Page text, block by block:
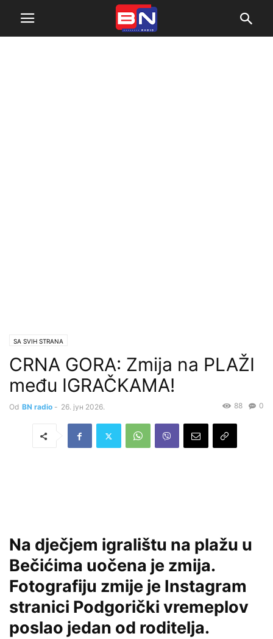
SA SVIH STRANA
CRNA GORA: Zmija na PLAŽI
među IGRAČKAMA!
Od BN radio - 26. јун 2026. 0
88
Na dječjem igralištu na plažu u
Bečićima uočena je zmija.
Fotografiju zmije je Instagram
stranici Podgorički vremeplov
poslao jedan od roditelja.